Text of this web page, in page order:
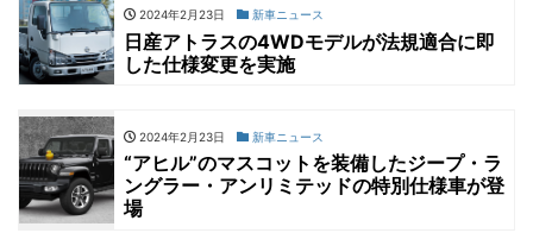
2024年2月23日 新車ニュース
日産アトラスの4WDモデルが法規適合に即
した仕様変更を実施
2024年2月23日 新車ニュース
“アヒル”のマスコットを装備したジープ・ラ
ングラー・アンリミテッドの特別仕様車が登
場